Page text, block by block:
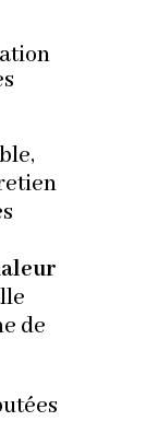
de